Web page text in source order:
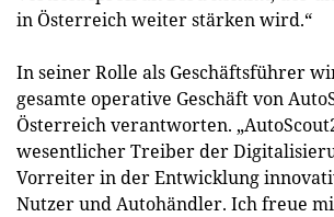
in Österreich weiter stärken wird.“
In seiner Rolle als Geschäftsführer
gesamte operative Geschäft von
Österreich verantworten.
wesentlicher Treiber der
Vorreiter in der Entwicklung
Nutzer und Autohändler. Ich freue